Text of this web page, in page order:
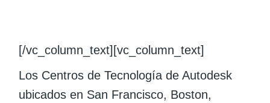
[/vc_column_text][vc_column_text]
Los Centros de Tecnología de Autodesk
ubicados en San Francisco, Boston,